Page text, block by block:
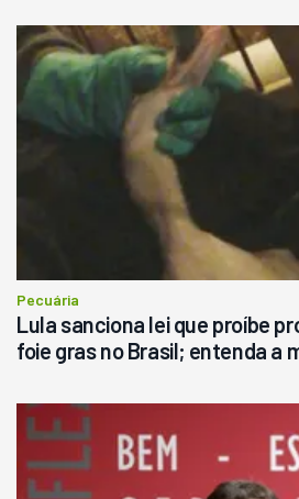
Usado
Pá Carregadeira Cat 966
Ano 1987
Londrina
145.000
Consultar
Pecuária
Lula sanciona lei que proíbe
foie gras no Brasil; entenda a